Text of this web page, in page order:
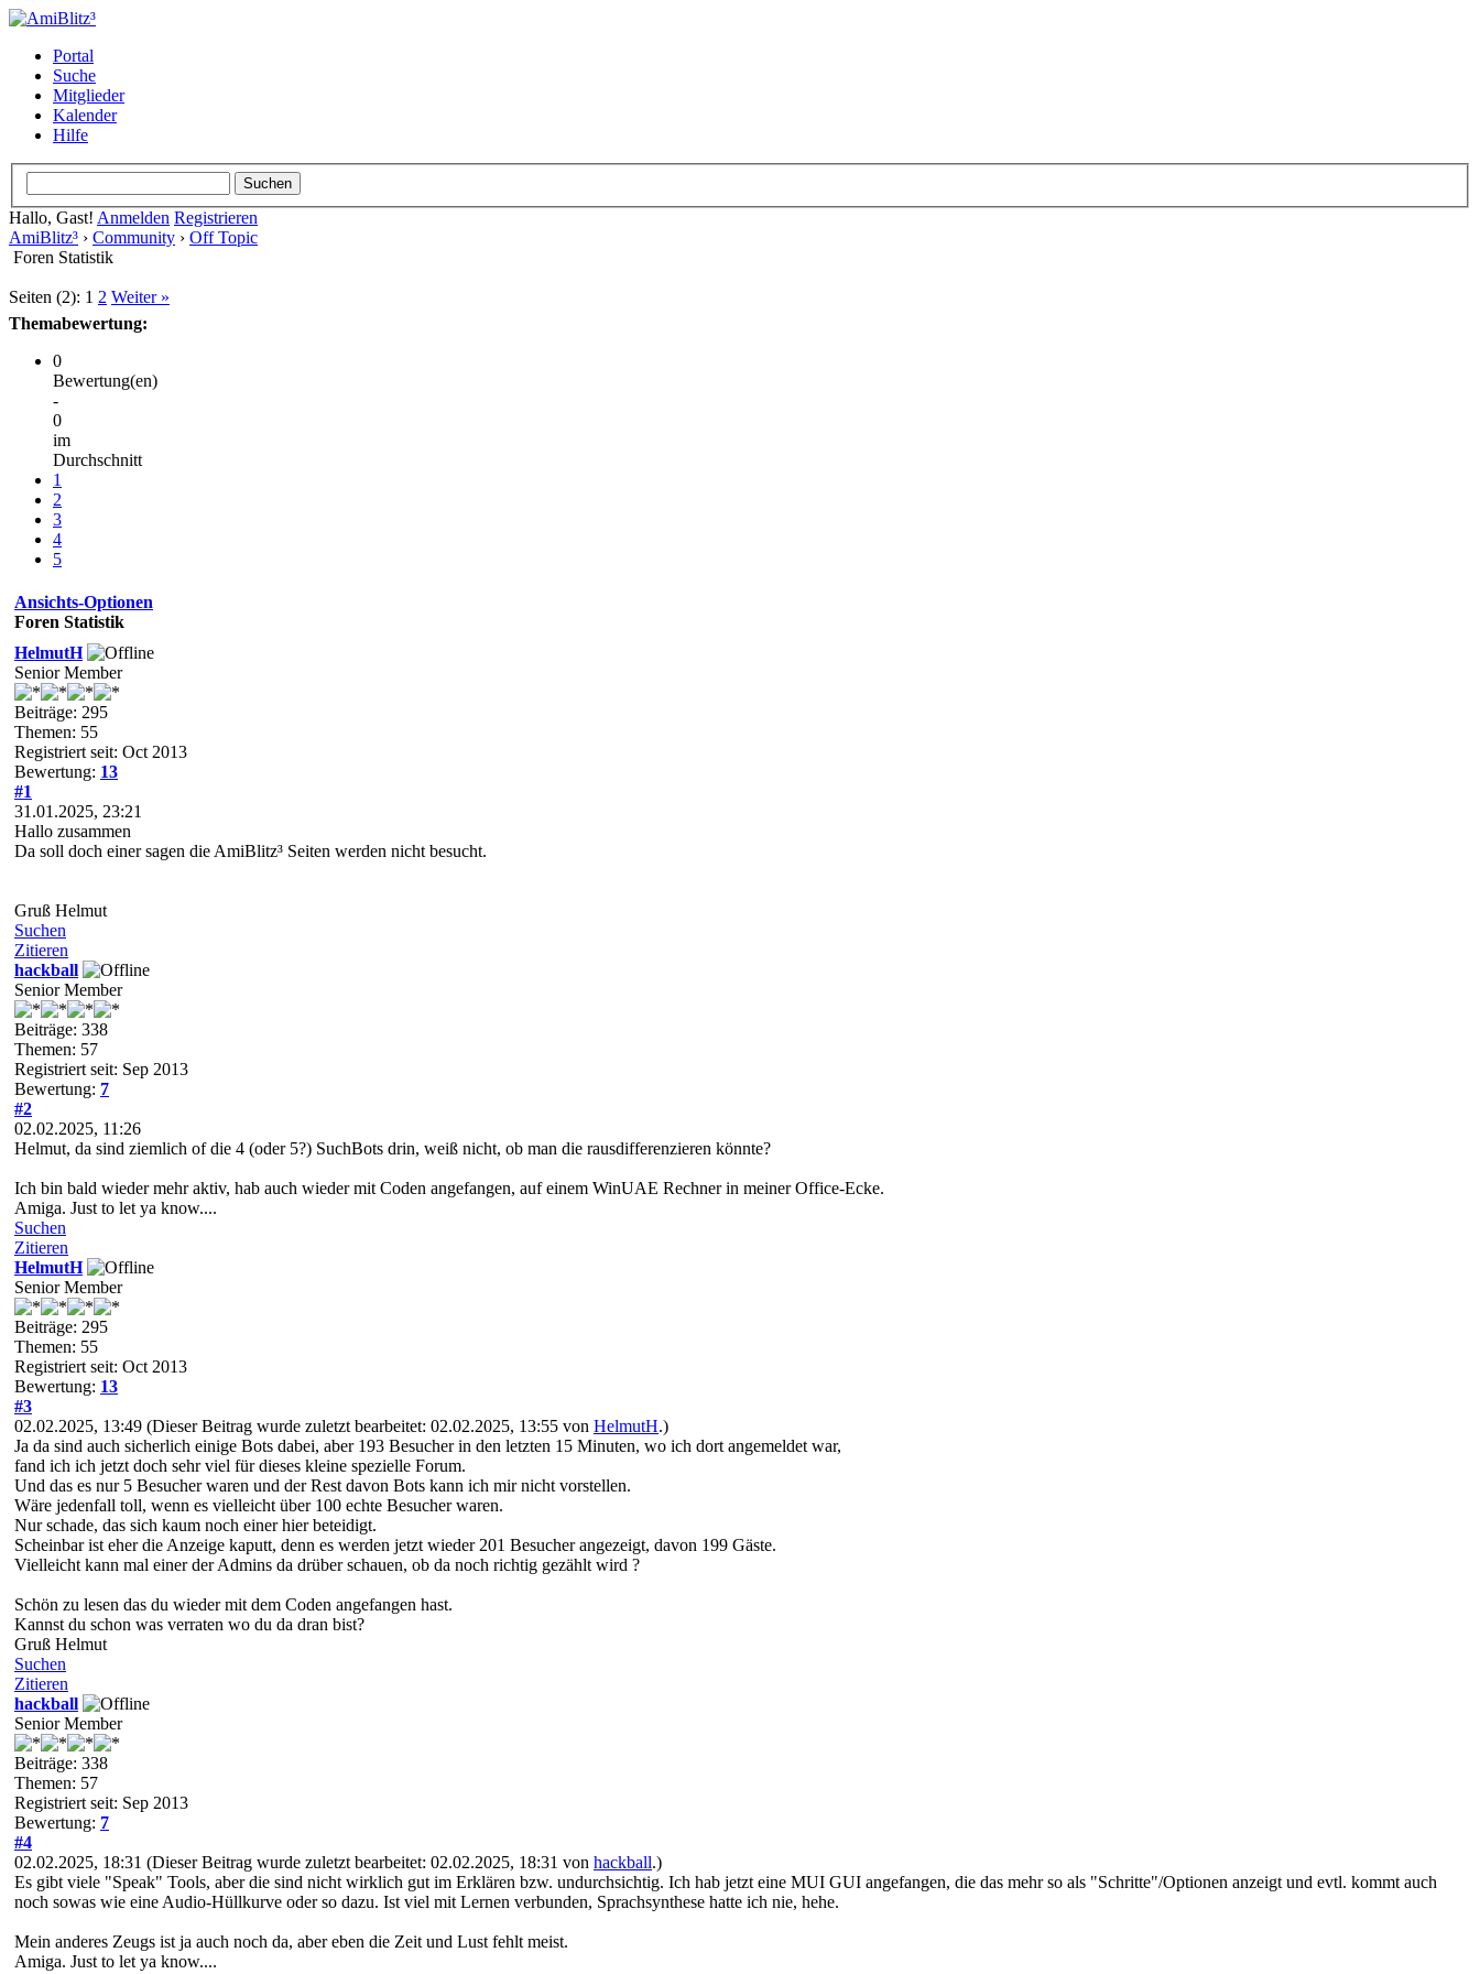
Portal
Suche
Mitglieder
Kalender
Hilfe
Hallo, Gast! Anmelden Registrieren
AmiBlitz³ › Community › Off Topic
Foren Statistik
Seiten (2): 1 2 Weiter »
Themabewertung:
0
Bewertung(en)
-
0
im
Durchschnitt
1
2
3
4
5
Ansichts-Optionen
Foren Statistik
HelmutH
Senior Member
Beiträge: 295
Themen: 55
Registriert seit: Oct 2013
Bewertung: 13
#1
31.01.2025, 23:21
Hallo zusammen
Da soll doch einer sagen die AmiBlitz³ Seiten werden nicht besucht.
Gruß Helmut
Suchen
Zitieren
hackball
Senior Member
Beiträge: 338
Themen: 57
Registriert seit: Sep 2013
Bewertung: 7
#2
02.02.2025, 11:26
Helmut, da sind ziemlich of die 4 (oder 5?) SuchBots drin, weiß nicht, ob man die rausdifferenzieren könnte?
Ich bin bald wieder mehr aktiv, hab auch wieder mit Coden angefangen, auf einem WinUAE Rechner in meiner Office-Ecke.
Amiga. Just to let ya know....
Suchen
Zitieren
HelmutH
Senior Member
Beiträge: 295
Themen: 55
Registriert seit: Oct 2013
Bewertung: 13
#3
02.02.2025, 13:49 (Dieser Beitrag wurde zuletzt bearbeitet: 02.02.2025, 13:55 von HelmutH.)
Ja da sind auch sicherlich einige Bots dabei, aber 193 Besucher in den letzten 15 Minuten, wo ich dort angemeldet war,
fand ich ich jetzt doch sehr viel für dieses kleine spezielle Forum.
Und das es nur 5 Besucher waren und der Rest davon Bots kann ich mir nicht vorstellen.
Wäre jedenfall toll, wenn es vielleicht über 100 echte Besucher waren.
Nur schade, das sich kaum noch einer hier beteidigt.
Scheinbar ist eher die Anzeige kaputt, denn es werden jetzt wieder 201 Besucher angezeigt, davon 199 Gäste.
Vielleicht kann mal einer der Admins da drüber schauen, ob da noch richtig gezählt wird ?
Schön zu lesen das du wieder mit dem Coden angefangen hast.
Kannst du schon was verraten wo du da dran bist?
Gruß Helmut
Suchen
Zitieren
hackball
Senior Member
Beiträge: 338
Themen: 57
Registriert seit: Sep 2013
Bewertung: 7
#4
02.02.2025, 18:31 (Dieser Beitrag wurde zuletzt bearbeitet: 02.02.2025, 18:31 von hackball.)
Es gibt viele "Speak" Tools, aber die sind nicht wirklich gut im Erklären bzw. undurchsichtig. Ich hab jetzt eine MUI GUI angefangen, die das mehr so als "Schritte"/Optionen anzeigt und evtl. kommt auch
noch sowas wie eine Audio-Hüllkurve oder so dazu. Ist viel mit Lernen verbunden, Sprachsynthese hatte ich nie, hehe.
Mein anderes Zeugs ist ja auch noch da, aber eben die Zeit und Lust fehlt meist.
Amiga. Just to let ya know....